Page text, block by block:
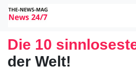
Die 10
der Welt!